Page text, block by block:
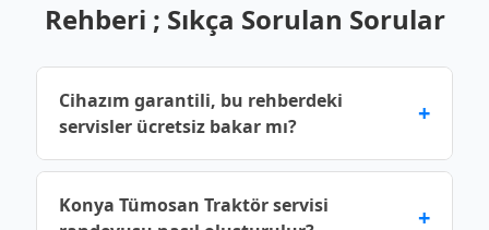
Rehberi ; Sıkça Sorulan Sorular
Cihazım garantili, bu rehberdeki
servisler ücretsiz bakar mı?
+
Üretici garantisi devam eden cihazlar için yetkili
servis noktalarına başvurmalısınız. Bu rehberde
Konya Tümosan Traktör servisi
+